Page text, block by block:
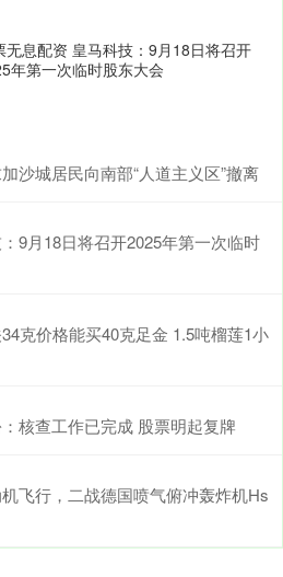
无息配资 皇马科技：9月18日将召开
年第一次临时股东大会
沙城居民向南部“人道主义区”撤离
9月18日将召开2025年第一次临时
克价格能买40克足金 1.5吨榴莲1小
核查工作已完成 股票明起复牌
飞行，二战德国喷气俯冲轰炸机Hs